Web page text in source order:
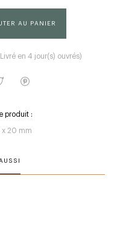
AU PANIER
en 4 jour(s) ouvrés)
produit :
x 20 mm